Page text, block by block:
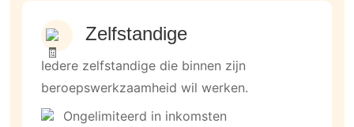
Zelfstandige
Iedere zelfstandige die binnen zijn
beroepswerkzaamheid wil werken.
Ongelimiteerd in inkomsten